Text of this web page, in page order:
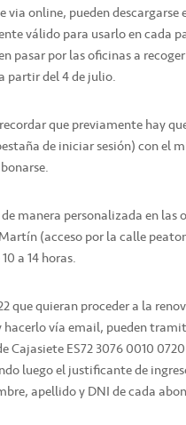
online, pueden
válido para usarlo en cada
pasar por las oficinas a
partir del 4 de julio.
que previamente hay
de iniciar sesión) con el
manera personalizada en las
(acceso por la calle
a 14 horas.
que quieran proceder a la
hacerlo vía email, pueden
ES72 3076 0010
luego el justificante de
apellido y DNI de cada